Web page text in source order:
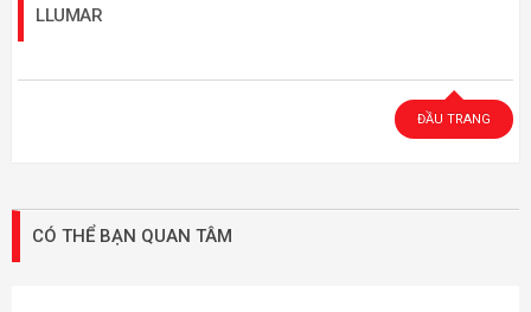
LLUMAR
ĐẦU TRANG
CÓ THỂ BẠN QUAN TÂM